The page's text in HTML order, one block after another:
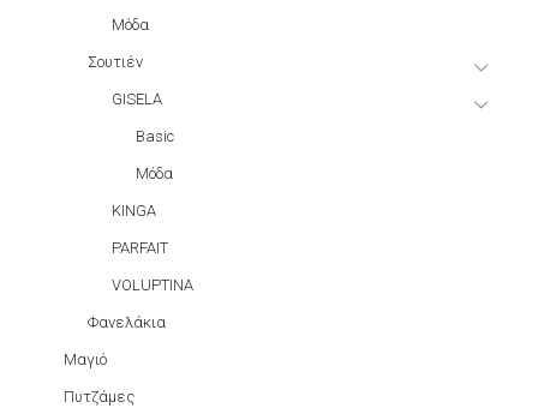
Μόδα
Σουτιέν
GISELA
Basic
Μόδα
KINGA
PARFAIT
VOLUPTINA
Φανελάκια
Μαγιό
Πυτζάμες